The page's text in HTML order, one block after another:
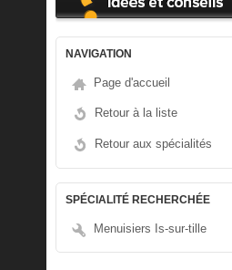
NAVIGATION
Page d'accueil
Retour à la liste
Retour aux spécialités
SPÉCIALITÉ RECHERCHÉE
Menuisiers Is-sur-tille